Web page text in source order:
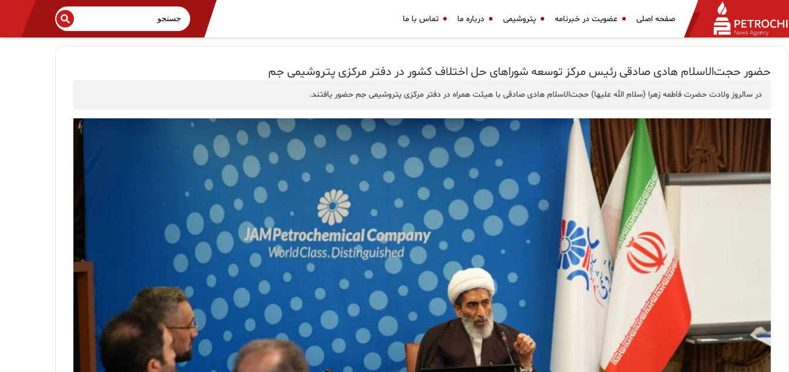
صفحه اصلی عضویت در خبرنامه پتروشیمی درباره ما تماس با ما
حضور حجت‌الاسلام هادی صادقی رئیس مرکز توسعه شورا‌های حل اختلاف کشور در دفتر مرکزی پتروشیمی جم
در سالروز ولادت حضرت فاطمه زهرا (سلام الله علیها) حجت‌الاسلام هادی صادقی با هیئت همراه در دفتر مرکزی پتروشیمی جم حضور یافتند.